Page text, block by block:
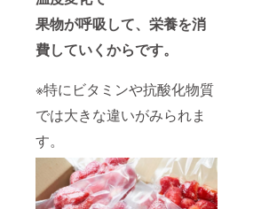
果物が呼吸して、栄養を消
費していくからです。
※特にビタミンや抗酸化物質
では大きな違いがみられま
す。